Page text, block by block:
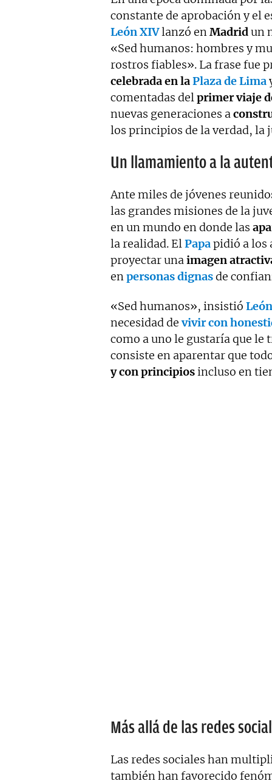
constante de aprobación y el
León XIVlanzó enMadridun
«Sed humanos: hombres y
rostros fiables». La frase fue
celebrada en laPlaza de Lima
comentadas delprimer viaje
nuevas generaciones a
los principios de la verdad, la
Un llamamiento a la
Ante miles de jóvenes
las grandes misiones de la
en un mundo en donde las
la realidad. ElPapapidió a los
proyectar unaimagen
enpersonas dignasde
«Sed humanos», insistió
necesidad devivir con
como a uno le gustaría que
consiste en aparentar que
y con principiosincluso en
Más allá de las redes
Las redes sociales han
también han favorecido